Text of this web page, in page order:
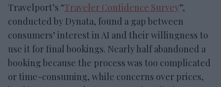
Travelport’s “Traveler Confidence Survey”,
conducted by Dynata, found a gap between
consumers’ interest in AI and their willingness to
use it for final bookings. Nearly half abandoned a
booking because the process was too complicated
or time-consuming, while concerns over prices,